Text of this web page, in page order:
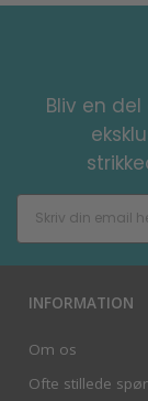
Bliv en
INFORMATION
Om os
Ofte stillede